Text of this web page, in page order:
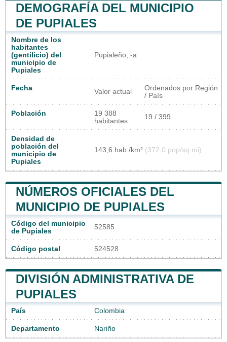
DEMOGRAFÍA DEL MUNICIPIO
DE PUPIALES
Nombre de los
habitantes
(gentilicio) del
municipio de
Pupiales
Pupialeño, -a
Fecha Valor actual
Ordenados por Región
/ País
Población
19 388
habitantes
19 / 399
Densidad de
población del
municipio de
Pupiales
143,6 hab./km² (372,0 pop/sq mi)
NÚMEROS OFICIALES DEL
MUNICIPIO DE PUPIALES
Código del municipio
de Pupiales
52585
Código postal 524528
DIVISIÓN ADMINISTRATIVA DE
PUPIALES
País Colombia
Departamento Nariño